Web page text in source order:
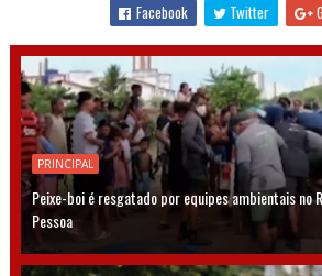
Facebook
Twitter
PRINCIPAL
Peixe-boi é resgatado por equipes ambientais no
Pessoa